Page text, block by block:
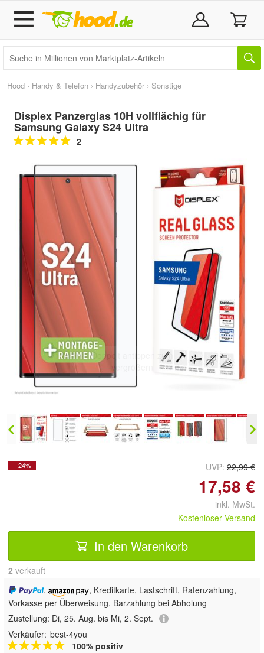
Hood › Handy & Telefon › Handyzubehör › Sonstige
Displex Panzerglas 10H vollflächig für
Samsung Galaxy S24 Ultra
2
Doppelt antippen zum
- 24% UVP: 22,99 €
17,58 €
inkl. MwSt.
Kostenloser Versand
In den Warenkorb
2 verkauft
,
, Kreditkarte, Lastschrift, Ratenzahlung,
Vorkasse per Überweisung, Barzahlung bei Abholung
Zustellung: Di, 25. Aug. bis Mi, 2. Sept.
Verkäufer: best-4you
100% positiv